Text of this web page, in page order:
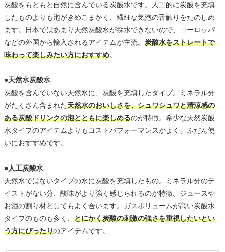
炭酸をもともと自然に含んでいる炭酸水です。人工的に炭酸を充填
したものよりも泡がきめこまかく、繊細な気泡の舌触りをたのしめ
ます。日本ではあまり天然炭酸水が採水できないので、ヨーロッパ
などの外国から輸入されるアイテムが主流。 炭酸水をストレートで
味わって楽しみたい方におすすめ。
●天然水炭酸水
炭酸を含んでいない天然水に、炭酸を充填したタイプ。ミネラル分
がたくさん含まれた天然水のおいしさを、シュワシュワと清涼感の
ある炭酸ドリンクの泡とともに楽しめるのが特徴。希少な天然炭酸
水タイプのアイテムよりもコストパフォーマンスがよく、ふだん使
いにおすすめです。
●人工炭酸水
天然水ではないタイプの水に炭酸を充填したもの。ミネラル分のテ
イストがない分、酸味がより強く感じられるのが特徴。ジュースや
お酒の割り材としてもよく合います。ガスボリュームが高い炭酸水
タイプのものも多く、 とにかく炭酸の刺激の強さを重視したいとい
う方にぴったりのアイテムです。